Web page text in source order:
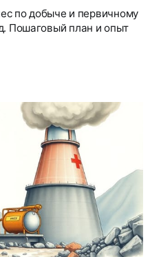
по добыче и первичному
Пошаговый план и опыт